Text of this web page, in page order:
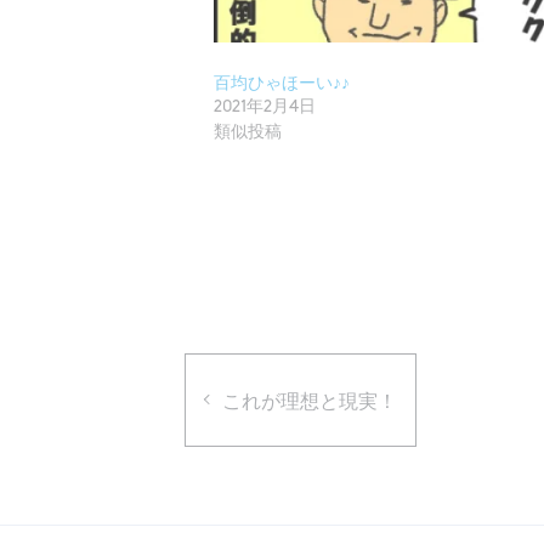
百均ひゃほーい♪♪
2021年2月4日
類似投稿
これが理想と現実！